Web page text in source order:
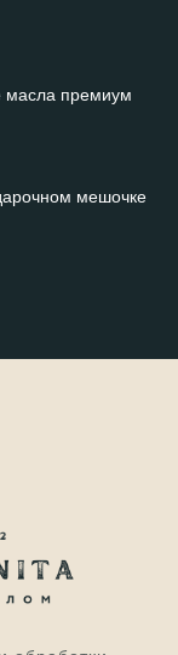
масла премиум
мешочке